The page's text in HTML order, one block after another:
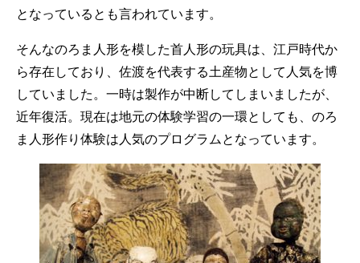
となっているとも言われています。
そんなのろま人形を模した首人形の玩具は、江戸時代か
ら存在しており、佐渡を代表する土産物として人気を博
していました。一時は製作が中断してしまいましたが、
近年復活。現在は地元の体験学習の一環としても、のろ
ま人形作り体験は人気のプログラムとなっています。